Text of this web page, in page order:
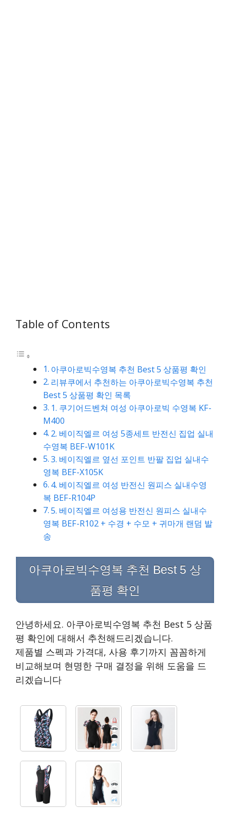
Table of Contents
아쿠아로빅수영복 추천 Best 5 상품평 확인
리뷰쿠에서 추천하는 아쿠아로빅수영복 추천
Best 5 상품평 확인 목록
1. 쿠기어드벤쳐 여성 아쿠아로빅 수영복 KF-
M400
2. 베이직엘르 여성 5종세트 반전신 집업 실내
수영복 BEF-W101K
3. 베이직엘르 옆선 포인트 반팔 집업 실내수
영복 BEF-X105K
4. 베이직엘르 여성 반전신 원피스 실내수영
복 BEF-R104P
5. 베이직엘르 여성용 반전신 원피스 실내수
영복 BEF-R102 + 수경 + 수모 + 귀마개 랜덤 발
송
아쿠아로빅수영복 추천 Best 5 상
품평 확인
안녕하세요. 아쿠아로빅수영복 추천 Best 5 상품
평 확인에 대해서 추천해드리겠습니다.
제품별 스펙과 가격대, 사용 후기까지 꼼꼼하게
비교해보며 현명한 구매 결정을 위해 도움을 드
리겠습니다